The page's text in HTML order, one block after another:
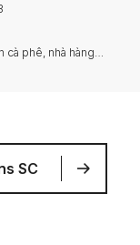
phê, nhà hàng…
SC